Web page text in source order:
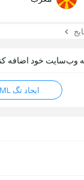
ایجاد تگ HTML